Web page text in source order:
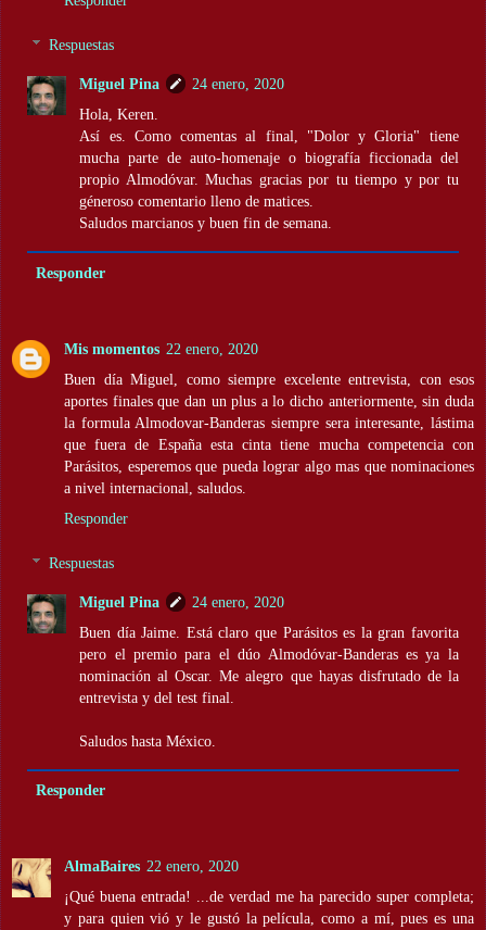
Respuestas
Miguel Pina
24 enero, 2020
Hola, Keren.
Así es. Como comentas al final, "Dolor y Gloria" tiene
mucha parte de auto-homenaje o biografía ficcionada del
propio Almodóvar. Muchas gracias por tu tiempo y por tu
géneroso comentario lleno de matices.
Saludos marcianos y buen fin de semana.
Responder
Mis momentos 22 enero, 2020
Buen día Miguel, como siempre excelente entrevista, con esos
aportes finales que dan un plus a lo dicho anteriormente, sin duda
la formula Almodovar-Banderas siempre sera interesante, lástima
que fuera de España esta cinta tiene mucha competencia con
Parásitos, esperemos que pueda lograr algo mas que nominaciones
a nivel internacional, saludos.
Responder
Respuestas
Miguel Pina
24 enero, 2020
Buen día Jaime. Está claro que Parásitos es la gran favorita
pero el premio para el dúo Almodóvar-Banderas es ya la
nominación al Oscar. Me alegro que hayas disfrutado de la
entrevista y del test final.
Saludos hasta México.
Responder
AlmaBaires 22 enero, 2020
¡Qué buena entrada! ...de verdad me ha parecido super completa;
y para quien vió y le gustó la película, como a mí, pues es una